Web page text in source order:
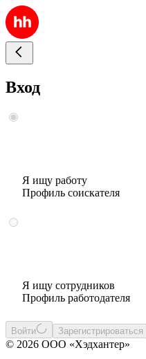
Вход
Я ищу работу
Профиль соискателя
Я ищу сотрудников
Профиль работодателя
Войти Зарегистрироваться
© 2026 ООО «Хэдхантер»